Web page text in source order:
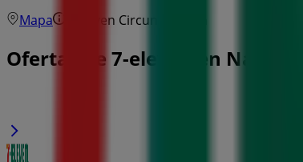
Mapa
7 Eleven Circunvalacion
Ofertas de 7-eleven en